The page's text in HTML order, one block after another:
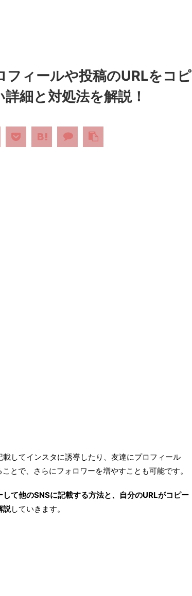
フィールや投稿のURLをコピ
細と対処法を解説！
してインスタに誘導したり、友達にプロフィール
とで、さらにフォロワーを増やすことも可能です。
て他のSNSに記載する方法と、自分のURLがコピー
説していきます。